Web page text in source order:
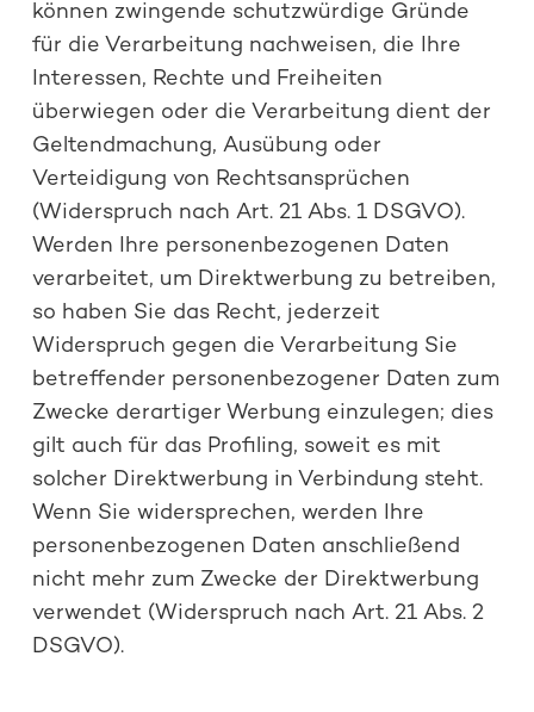
können zwingende schutzwürdige Gründe
für die Verarbeitung nachweisen, die Ihre
Interessen, Rechte und Freiheiten
überwiegen oder die Verarbeitung dient der
Geltendmachung, Ausübung oder
Verteidigung von Rechtsansprüchen
(Widerspruch nach Art. 21 Abs. 1 DSGVO).
Werden Ihre personenbezogenen Daten
verarbeitet, um Direktwerbung zu betreiben,
so haben Sie das Recht, jederzeit
Widerspruch gegen die Verarbeitung Sie
betreffender personenbezogener Daten zum
Zwecke derartiger Werbung einzulegen; dies
gilt auch für das Profiling, soweit es mit
solcher Direktwerbung in Verbindung steht.
Wenn Sie widersprechen, werden Ihre
personenbezogenen Daten anschließend
nicht mehr zum Zwecke der Direktwerbung
verwendet (Widerspruch nach Art. 21 Abs. 2
DSGVO).